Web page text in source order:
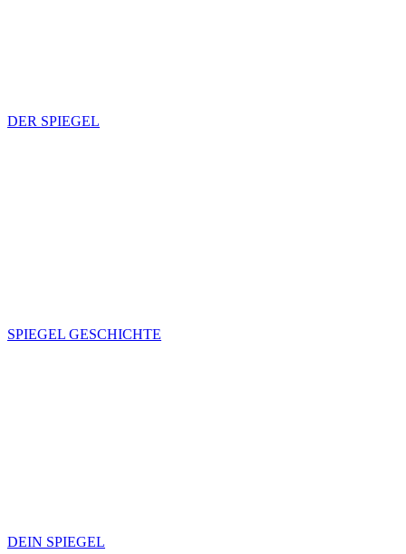
DER SPIEGEL
SPIEGEL GESCHICHTE
DEIN SPIEGEL